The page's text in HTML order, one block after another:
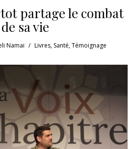
partage le combat
de sa vie
Namai Livres, Santé,Témoignage